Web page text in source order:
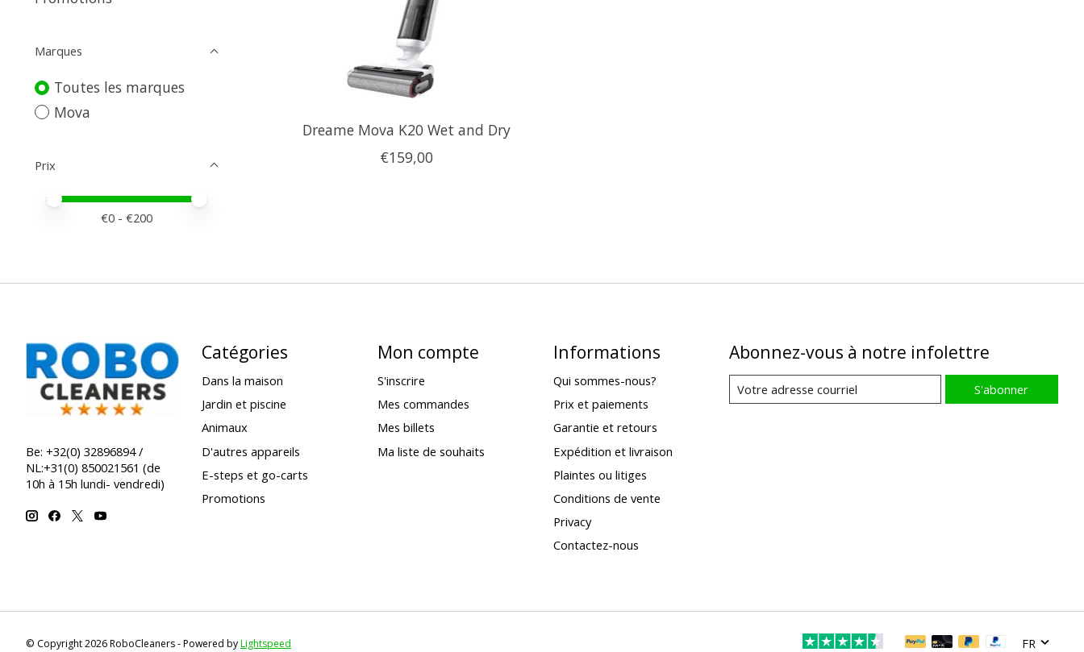
Marques
Toutes les marques
Mova
Prix
Prix minimum
Price maximum value
€0 - €200
Dreame Mova K20 Wet and Dry
€159,00
Be: +32(0) 32896894 /
NL:+31(0) 850021561 (de
10h à 15h lundi- vendredi)
Catégories
Dans la maison
Jardin et piscine
Animaux
D'autres appareils
E-steps et go-carts
Promotions
Mon compte
S'inscrire
Mes commandes
Mes billets
Ma liste de souhaits
Informations
Qui sommes-nous?
Prix et paiements
Garantie et retours
Expédition et livraison
Plaintes ou litiges
Conditions de vente
Privacy
Contactez-nous
Abonnez-vous à notre infolettre
S'abonner
© Copyright 2026 RoboCleaners - Powered byLightspeed FR